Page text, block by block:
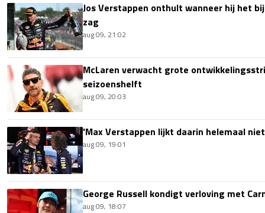
Jos Verstappen onthult wanneer hij het
zag
aug 09, 21:02
McLaren verwacht grote
seizoenshelft
aug 09, 20:03
'Max Verstappen lijkt daarin helemaal
aug 09, 19:01
George Russell kondigt verloving met
aug 09, 18:07